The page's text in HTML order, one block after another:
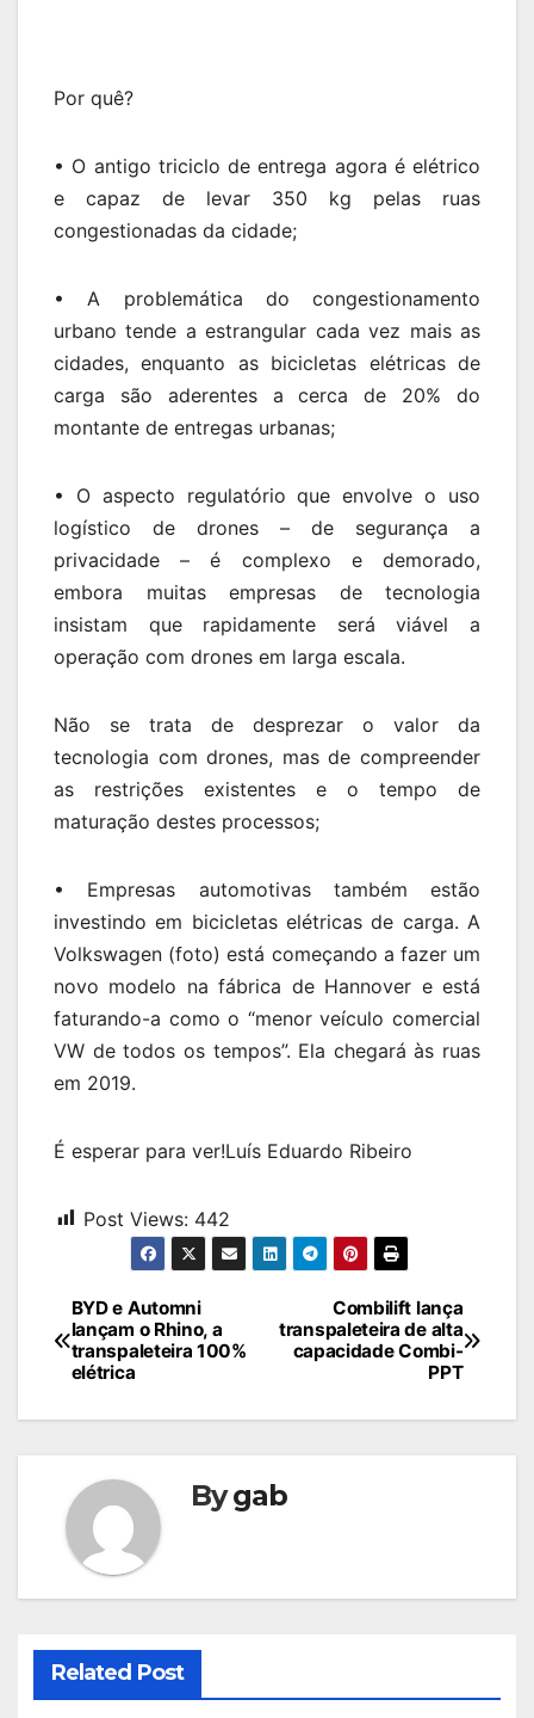
Por quê?
• O antigo triciclo de entrega agora é elétrico
e capaz de levar 350 kg pelas ruas
congestionadas da cidade;
• A problemática do congestionamento
urbano tende a estrangular cada vez mais as
cidades, enquanto as bicicletas elétricas de
carga são aderentes a cerca de 20% do
montante de entregas urbanas;
• O aspecto regulatório que envolve o uso
logístico de drones – de segurança a
privacidade – é complexo e demorado,
embora muitas empresas de tecnologia
insistam que rapidamente será viável a
operação com drones em larga escala.
Não se trata de desprezar o valor da
tecnologia com drones, mas de compreender
as restrições existentes e o tempo de
maturação destes processos;
• Empresas automotivas também estão
investindo em bicicletas elétricas de carga. A
Volkswagen (foto) está começando a fazer um
novo modelo na fábrica de Hannover e está
faturando-a como o “menor veículo comercial
VW de todos os tempos”. Ela chegará às ruas
em 2019.
É esperar para ver!Luís Eduardo Ribeiro
Post Views: 442
Navegação
de
Post
Combilift lança
transpaleteira de alta
capacidade Combi-
PPT
BYD e Automni
lançam o Rhino, a
transpaleteira 100%
elétrica
Bygab
Related Post